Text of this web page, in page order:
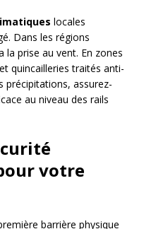
locales
Dans les régions
prise au vent. En zones
quincailleries traités anti-
précipitations, assurez-
au niveau des rails
votre
barrière physique